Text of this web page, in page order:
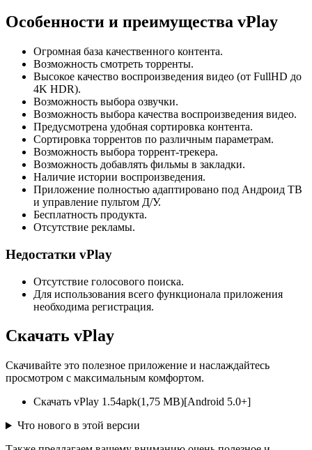
Особенности и преимущества vPlay
Огромная база качественного контента.
Возможность смотреть торренты.
Высокое качество воспроизведения видео (от FullHD до
4K HDR).
Возможность выбора озвучки.
Возможность выбора качества воспроизведения видео.
Предусмотрена удобная сортировка контента.
Сортировка торрентов по различным параметрам.
Возможность выбора торрент-трекера.
Возможность добавлять фильмы в закладки.
Наличие истории воспроизведения.
Приложение полностью адаптировано под Андроид ТВ
и управление пультом Д/У.
Бесплатность продукта.
Отсутствие рекламы.
Недостатки vPlay
Отсутствие голосового поиска.
Для использования всего функционала приложения
необходима регистрация.
Скачать vPlay
Скачивайте это полезное приложение и наслаждайтесь
просмотром с максимальным комфортом.
Скачать vPlay 1.54apk(1,75 MB)[Android 5.0+]
Что нового в этой версии